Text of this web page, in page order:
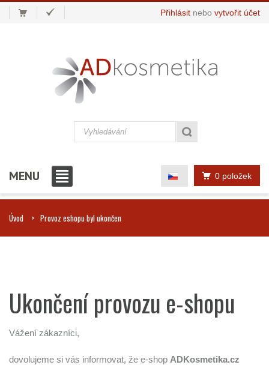
Přihlásit nebo vytvořit účet
0 položek
MENU
Úvod Provoz eshopu byl ukončen
Ukončení provozu e-shopu
Vážení zákazníci,
dovolujeme si vás informovat, že e-shop ADKosmetika.cz